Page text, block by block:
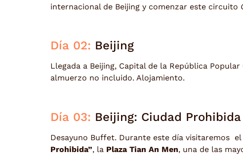
internacional de Beijing y comenzar este circuito
Día 02: Beijing
Llegada a Beijing, Capital de la República
almuerzo no incluido. Alojamiento.
Día 03: Beijing: Ciudad
Desayuno Buffet. Durante este día visitaremos
Prohibida”, la Plaza Tian An Men, una de las